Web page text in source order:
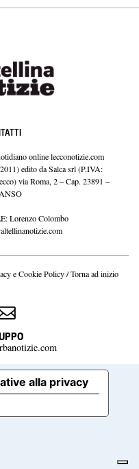
online lecconotizie.com
edito da Salca srl (P.IVA:
via Roma, 2 – Cap. 23891 –
Lorenzo Colombo
e Cookie Policy/Torna ad inizio
alla privacy